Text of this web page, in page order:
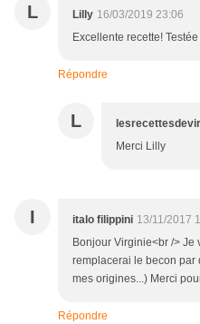
L Lilly 16/03/2019 23:06
Excellente recette!
Répondre
L
Merci Lilly
I italo filippini 13/11/2017
Bonjour Virginie<br /> Je
remplacerai le becon par
mes origines...) Merci
Répondre